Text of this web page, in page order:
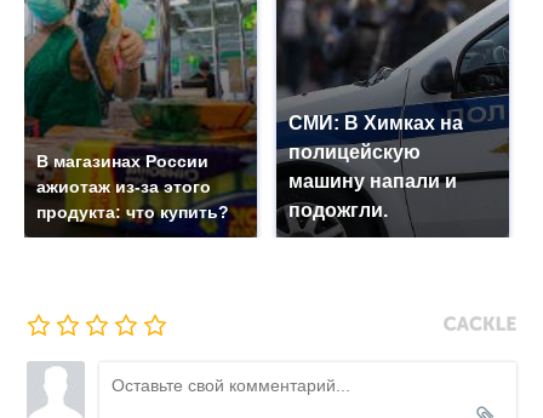
В магазинах России
ажиотаж из-за этого
продукта: что купить?
СМИ: В Химках на
полицейскую
машину напали и
подожгли.